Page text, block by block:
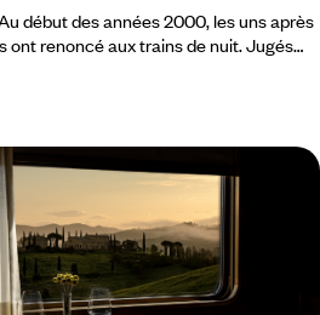
début des années 2000, les uns après
ont renoncé aux trains de nuit. Jugés
à disparaître. Dans l’imaginaire
aujourd’hui comme le moyen de
de mobilité actuels et futurs.